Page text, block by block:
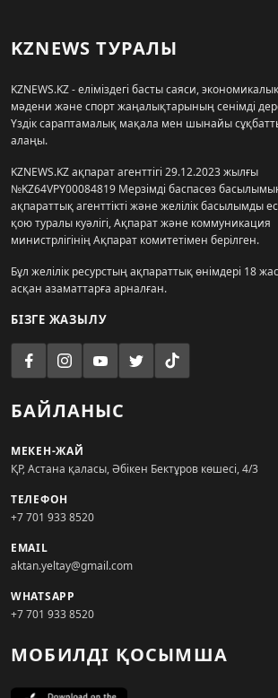
KZNEWS ТУРАЛЫ
KZNEWS.KZ - еліміздегі басты саяси,
мәдени және спорт жаңалықтарының сенімді
Үздік сараптамалық мақала мен шынайы
алаңы.
KZNEWS.KZ ақпарат агенттігі 29.12.2023 жылғы
№KZ64VPY00084819 Мерзімді баспасөз
ақпараттық агенттікті және желілік басылымды
қою туралы куәлігі, Ақпарат және коммуникация
министрлігінің Ақпарат комитетімен берілген.
Бұл желілік ресурстың ақпараттық өнімдері 18
асқан азаматтарға арналған.
БІЗГЕ ЖАЗЫЛУ
БАЙЛАНЫС
МЕКЕН-ЖАЙ
ҚР, Астана қаласы, Әбікен Бектұров көшесі, 4/3
ТЕЛЕФОН
+7 701 933 8520
EMAIL
aktan.yeltay@gmail.com
WHATSAPP
+7 701 933 8520
МОБИЛДІ ҚОСЫМША